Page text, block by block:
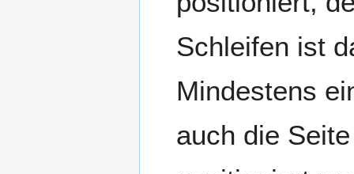
Schleifen ist
Mindestens
auch die